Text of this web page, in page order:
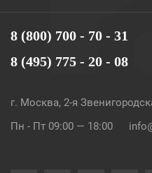
8 (800) 700 - 70 - 31
8 (495) 775 - 20 - 08
г. Москва, 2-я
Пн - Пт 09:00 — 18:00